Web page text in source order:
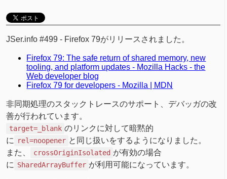
JSer.info #499 - Firefox 79がリリースされました。
Firefox 79: The safe return of shared memory, new
tooling, and platform updates - Mozilla Hacks - the
Web developer blog
Firefox 79 for developers - Mozilla | MDN
非同期処理のスタックトレースのサポート、デバッガの改
善が行われています。
target=_blank のリンクに対して暗黙的
に
rel=noopener と同じ扱いをするようになりました。
また、
crossOriginIsolated が有効の場合
に SharedArrayBuffer が利用可能になっています。